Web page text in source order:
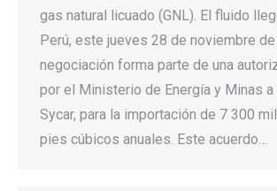
gas natural licuado (GNL). El fluido
Perú, este jueves 28 de noviembre
negociación forma parte de una
por el Ministerio de Energía y Minas a
Sycar, para la importación de 7 300
pies cúbicos anuales. Este acuerdo…